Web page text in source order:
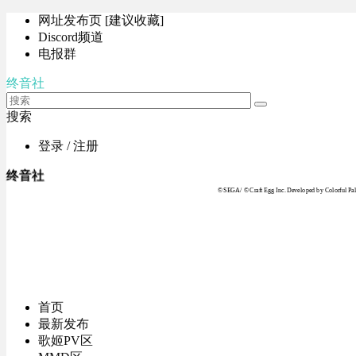
网址发布页 [建议收藏]
Discord频道
电报群
终音社
搜索
登录 / 注册
终音社
© SEGA / © Craft Egg Inc. Developed by Colorful
首页
最新发布
歌姬PV区